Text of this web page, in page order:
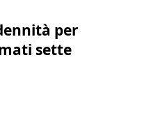
per
sette